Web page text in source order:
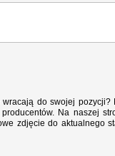
wracają do swojej pozycji?
Na naszej
zdjęcie do aktualnego